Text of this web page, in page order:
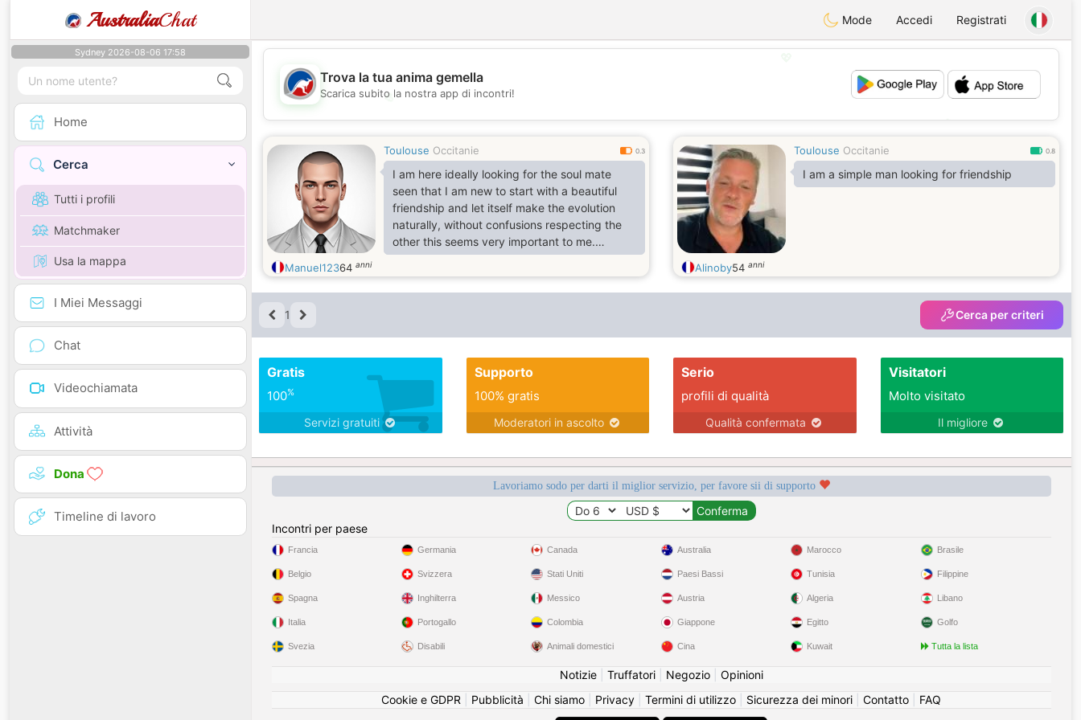
AustraliaChat Mode Accedi Registrati
Sydney 2026-08-06 17:58
Home
Cerca
Tutti i profili
Matchmaker
Usa la mappa
I Miei Messaggi
Chat
Videochiamata
Attività
Dona
Timeline di lavoro
💖
💕
Trova la tua anima gemella
Scarica subito la nostra app di incontri!
Toulouse Occitanie 0.3
I am here ideally looking for the soul mate
seen that I am new to start with a beautiful
friendship and let itself make the evolution
naturally, without confusions respecting the
other this seems very important to me.
But if happiness knocked at my door I could
offer a beautiful love story to the one who
wants
Manuel12364 anni
Toulouse Occitanie 0.8
I am a simple man looking for friendship
Alinoby54 anni
1 Cerca per criteri
Gratis
100%
Servizi gratuiti
Supporto
100% gratis
Moderatori in ascolto
Serio
profili di qualità
Qualità confermata
Visitatori
Molto visitato
Il migliore
Lavoriamo sodo per darti il miglior servizio, per favore sii di supporto
Incontri per paese
Francia
Belgio
Spagna
Italia
Svezia
Germania
Svizzera
Inghilterra
Portogallo
Disabili
Canada
Stati Uniti
Messico
Colombia
Animali domestici
Australia
Paesi Bassi
Austria
Giappone
Cina
Marocco
Tunisia
Algeria
Egitto
Kuwait
Brasile
Filippine
Libano
Golfo
Tutta la lista
Notizie| Truffatori| Negozio| Opinioni
Cookie e GDPR
Pubblicità Chi siamo Privacy Termini di utilizzo Sicurezza dei minori Contatto FAQ